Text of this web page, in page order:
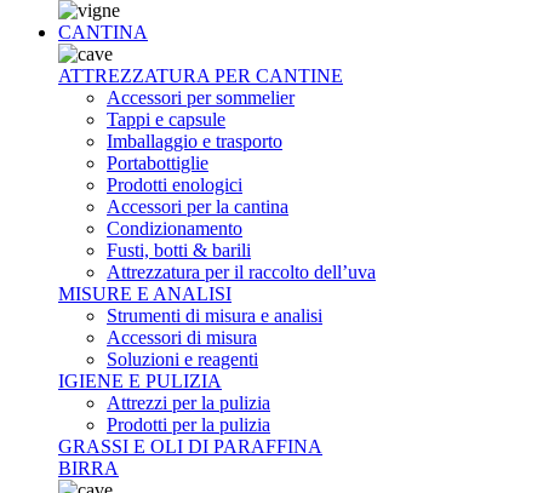
CANTINA
ATTREZZATURA PER CANTINE
Accessori per sommelier
Tappi e capsule
Imballaggio e trasporto
Portabottiglie
Prodotti enologici
Accessori per la cantina
Condizionamento
Fusti, botti & barili
Attrezzatura per il raccolto dell’uva
MISURE E ANALISI
Strumenti di misura e analisi
Accessori di misura
Soluzioni e reagenti
IGIENE E PULIZIA
Attrezzi per la pulizia
Prodotti per la pulizia
GRASSI E OLI DI PARAFFINA
BIRRA